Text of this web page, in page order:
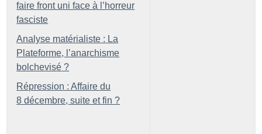
faire front uni face à l’horreur
fasciste
Analyse matérialiste : La
Plateforme, l’anarchisme
bolchevisé ?
Répression : Affaire du
8 décembre, suite et fin ?